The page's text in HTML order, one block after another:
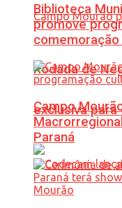
Rodada de
exclusiva
Biblioteca
promove
Campo
Paraná